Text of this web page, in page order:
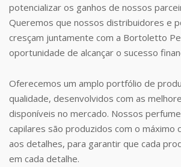
potencializar os ganhos de nossos
Queremos que nossos distribuidores e
cresçam juntamente com a Bortoletto
oportunidade de alcançar o sucesso
Oferecemos um amplo portfólio de
qualidade, desenvolvidos com as
disponíveis no mercado. Nossos
capilares são produzidos com o máximo
aos detalhes, para garantir que cada
em cada detalhe.